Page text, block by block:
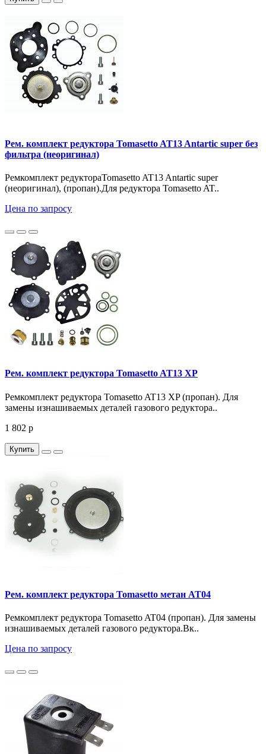
Рем. комплект редуктора Tomasetto AT13 Antartic super без
фильтра (неоригинал)
Ремкомплект редуктораTomasetto AT13 Antartic super
(неоригинал), (пропан).Для редуктора Tomasetto AT..
Цена по запросу
Рем. комплект редуктора Tomasetto AT13 XP
Ремкомплект редуктора Tomasetto AT13 XP (пропан). Для
замены изнашиваемых деталей газового редуктора..
1 802 р
Купить
Рем. комплект редуктора Tomasetto метан AT04
Ремкомплект редуктора Tomasetto AT04 (пропан). Для замены
изнашиваемых деталей газового редуктора.Вк..
Цена по запросу